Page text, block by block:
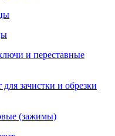
и переставные
зачистки и обрезки
(зажимы)